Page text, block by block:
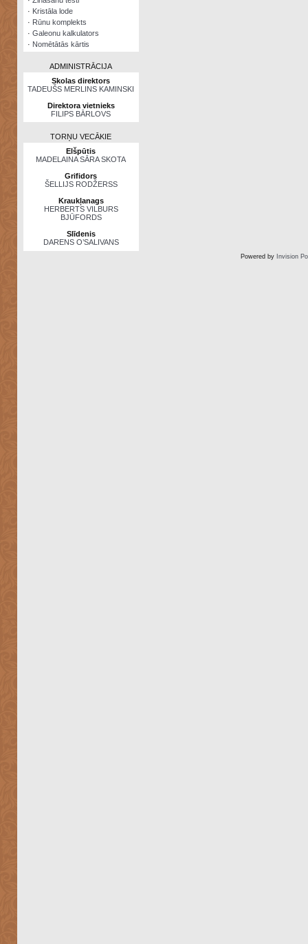
· Kristāla lode
· Rūnu komplekts
· Galeonu kalkulators
· Nomētātās kārtis
ADMINISTRĀCIJA
Skolas direktors
TADEUŠS MERLINS KAMINSKI
Direktora vietnieks
FILIPS BĀRLOVS
TORŅU VECĀKIE
Elšpūtis
MADELAINA SĀRA SKOTA
Grifidors
ŠELLIJS RODŽERSS
Kraukļanags
HERBERTS VILBURS
BJŪFORDS
Slīdenis
DARENS O’SALIVANS
Powered by Invision